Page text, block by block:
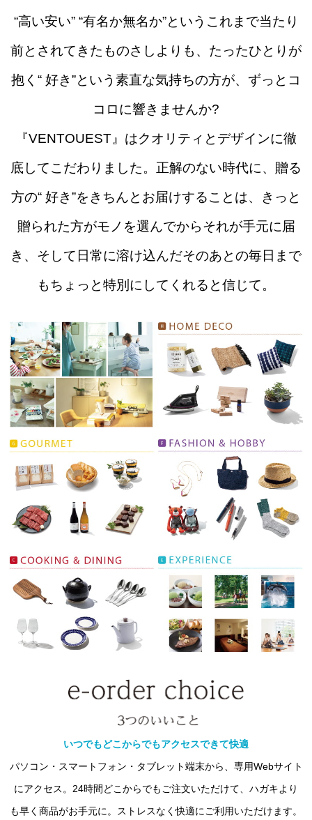
“高い安い” “有名か無名か”というこれまで当たり
前とされてきたものさしよりも、たったひとりが
抱く“ 好き”という素直な気持ちの方が、ずっとコ
コロに響きませんか?
『VENTOUEST』はクオリティとデザインに徹
底してこだわりました。正解のない時代に、贈る
方の“ 好き”をきちんとお届けすることは、きっと
贈られた方がモノを選んでからそれが手元に届
き、そして日常に溶け込んだそのあとの毎日まで
もちょっと特別にしてくれると信じて。
いつでもどこからでもアクセスできて快適
パソコン・スマートフォン・タブレット端末から、専用Webサイト
にアクセス。24時間どこからでもご注文いただけて、ハガキより
も早く商品がお手元に。ストレスなく快適にご利用いただけます。